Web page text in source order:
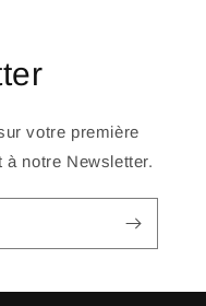
votre première
notre Newsletter.